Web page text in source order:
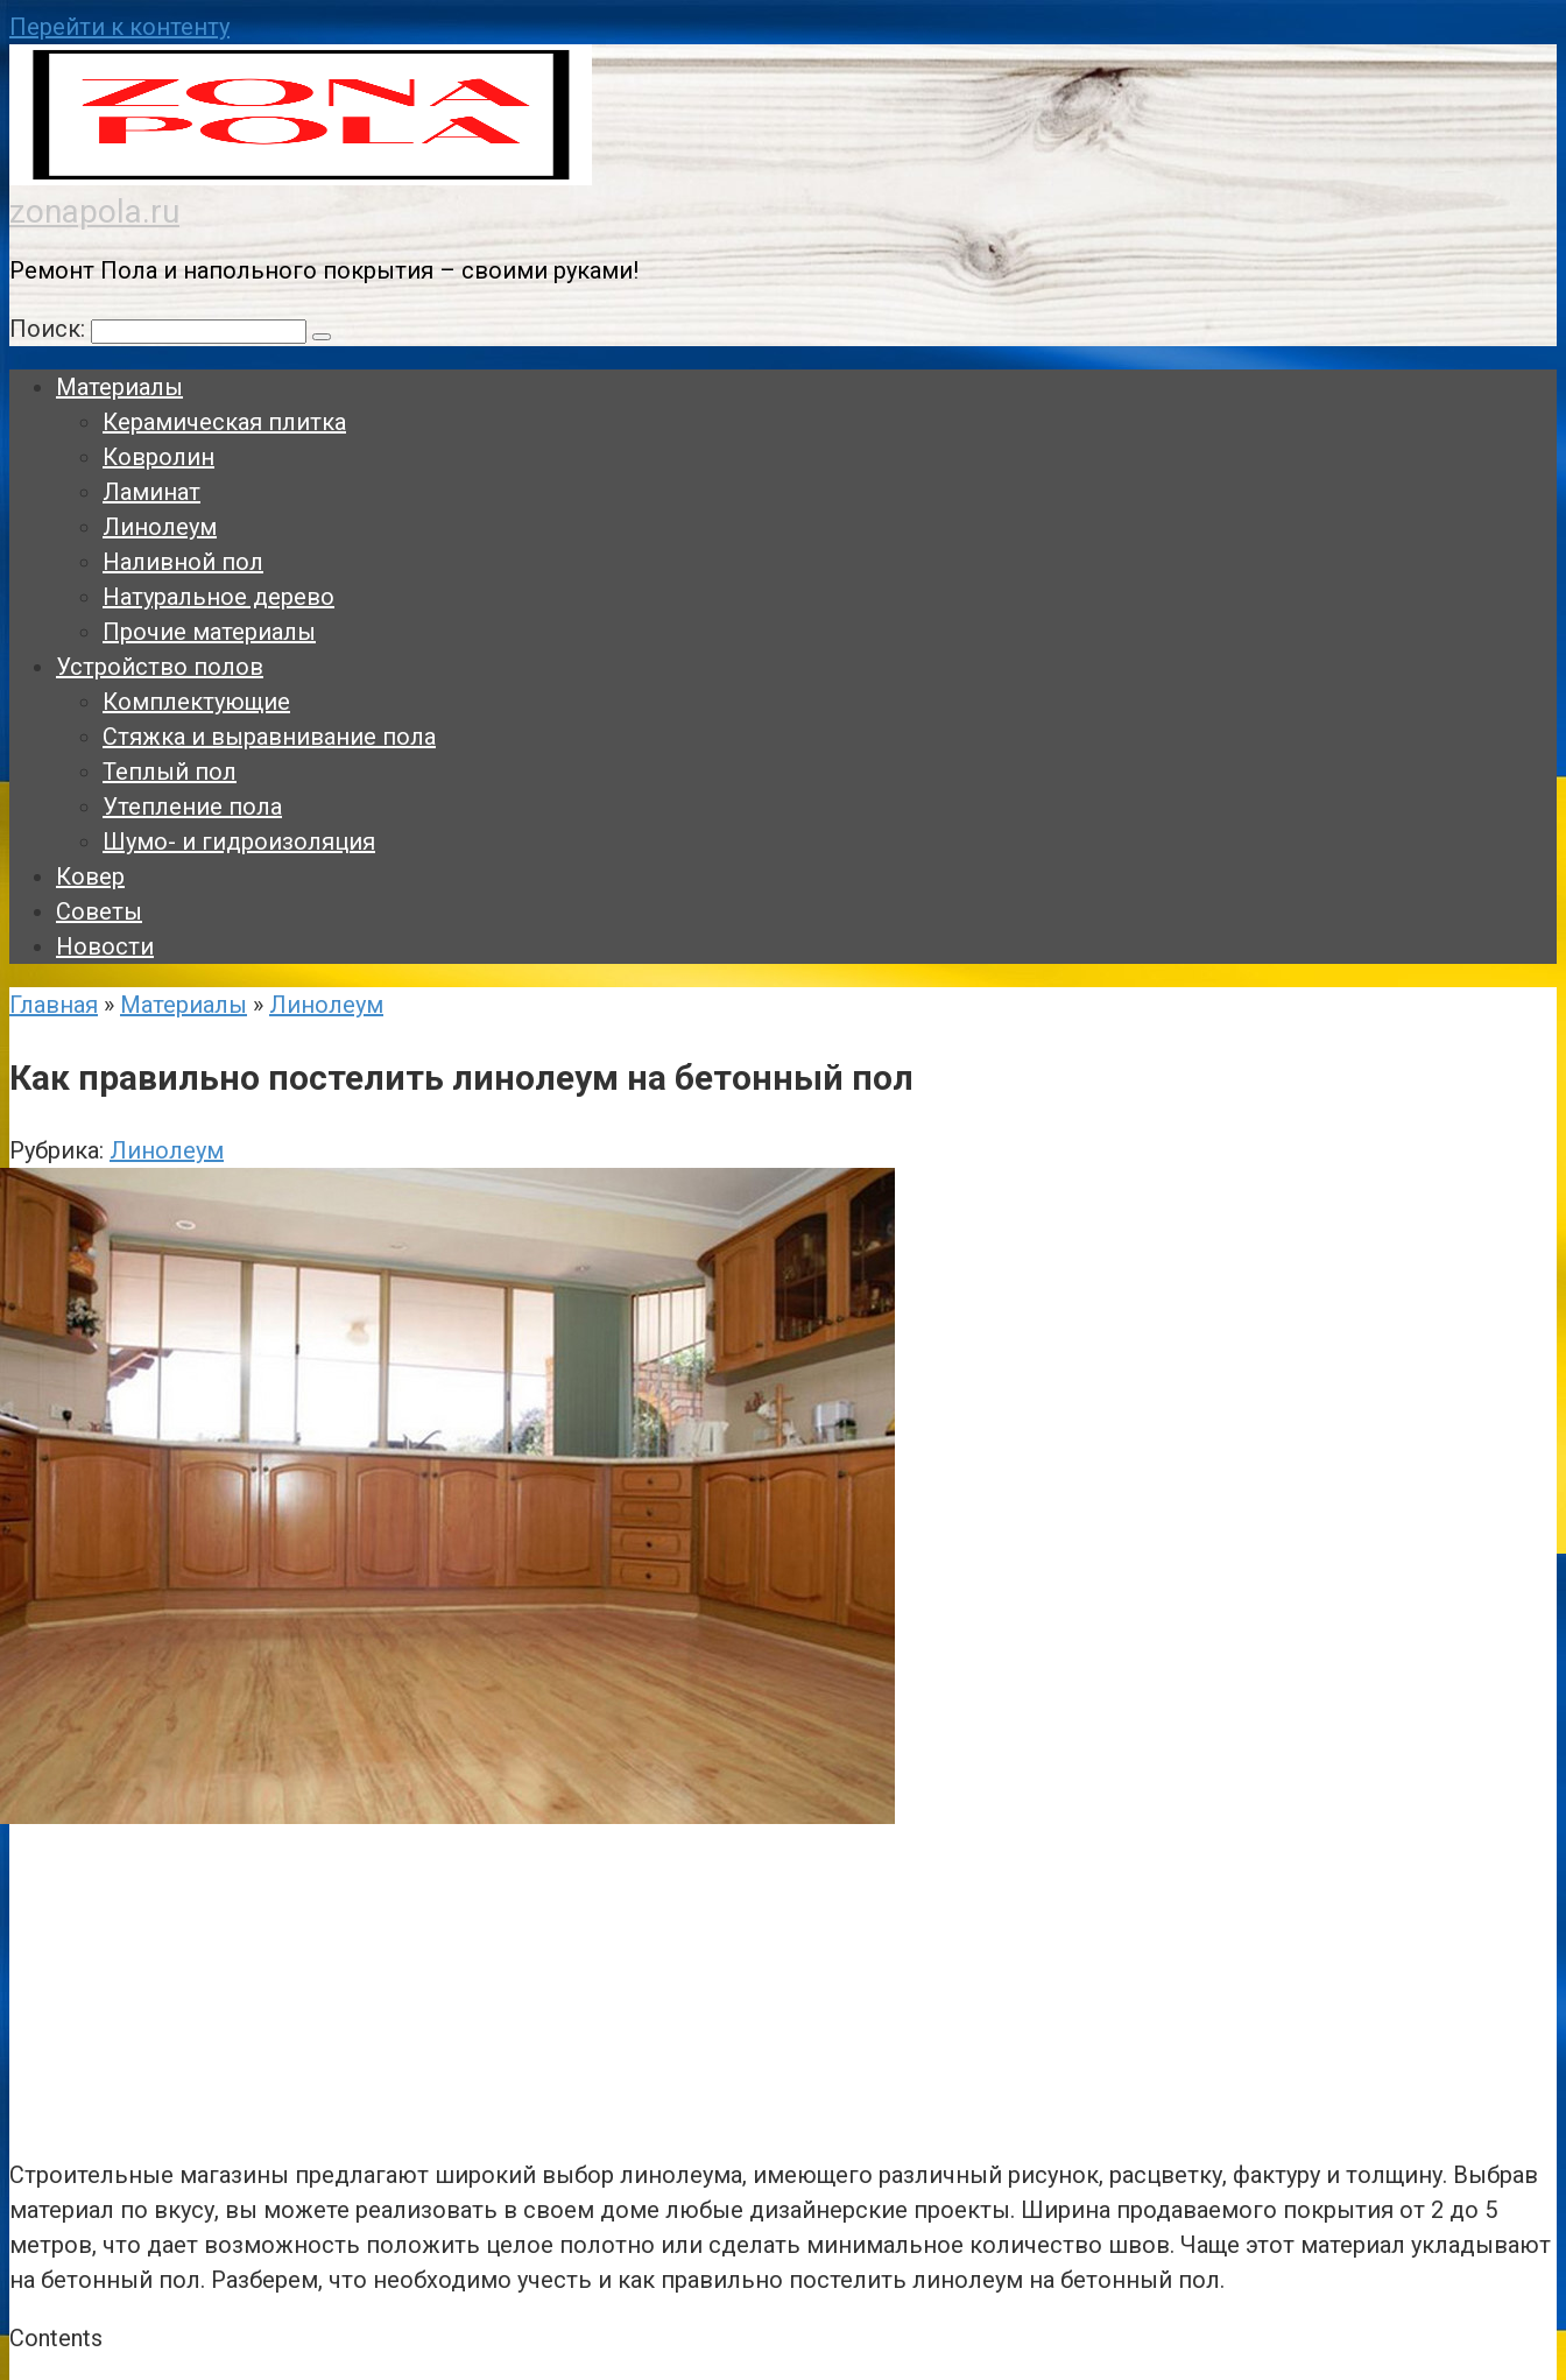
Перейти к контенту
zonapola.ru
Ремонт Пола и напольного покрытия – своими руками!
Поиск:
Материалы
Керамическая плитка
Ковролин
Ламинат
Линолеум
Наливной пол
Натуральное дерево
Прочие материалы
Устройство полов
Комплектующие
Стяжка и выравнивание пола
Теплый пол
Утепление пола
Шумо- и гидроизоляция
Ковер
Советы
Новости
Главная » Материалы » Линолеум
Как правильно постелить линолеум на бетонный пол
Рубрика: Линолеум
Строительные магазины предлагают широкий выбор линолеума, имеющего различный рисунок, расцветку, фактуру и толщину. Выбрав
материал по вкусу, вы можете реализовать в своем доме любые дизайнерские проекты. Ширина продаваемого покрытия от 2 до 5
метров, что дает возможность положить целое полотно или сделать минимальное количество швов. Чаще этот материал укладывают
на бетонный пол. Разберем, что необходимо учесть и как правильно постелить линолеум на бетонный пол.
Contents